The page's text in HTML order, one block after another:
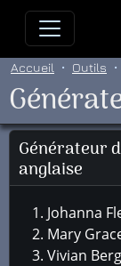
Allez directement
Accueil Outils
Générateur
anglaise
Johanna
Mary
Vivian